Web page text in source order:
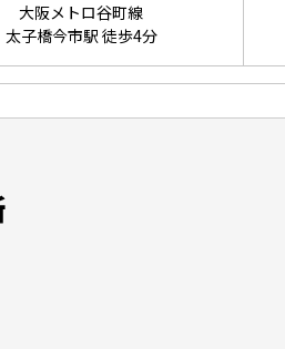
大阪メトロ谷町線
太子橋今市駅 徒歩4分